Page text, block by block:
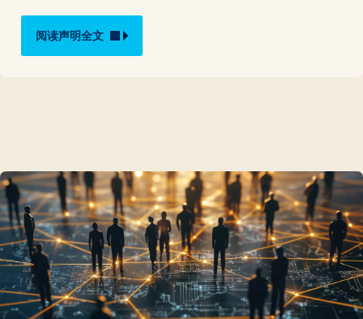
阅读声明全文